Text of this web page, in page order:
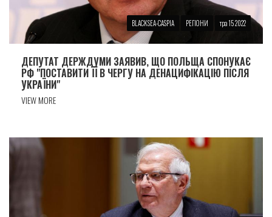
BLACKSEA-CASPIA РЕГІОНИ тра 15 2022
ДЕПУТАТ ДЕРЖДУМИ ЗАЯВИВ, ЩО ПОЛЬЩА СПОНУКАЄ
РФ "ПОСТАВИТИ ЇЇ В ЧЕРГУ НА ДЕНАЦИФІКАЦІЮ ПІСЛЯ
УКРАЇНИ"
VIEW MORE